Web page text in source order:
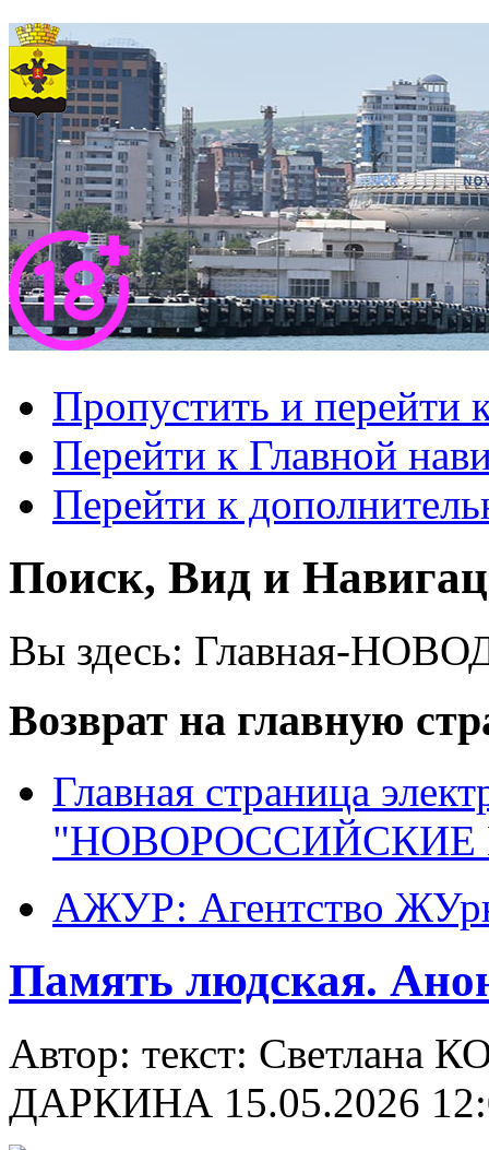
Пропустить и перейти
Перейти к Главной
Перейти к
Поиск, Вид и
Вы здесь: Главная-
Возврат на главную
Главная страница
"НОВОРОССИЙСКИЕ
АЖУР: Агентство
Память людская.
Автор: текст: Светлана
ДАРКИНА 15.05.2026